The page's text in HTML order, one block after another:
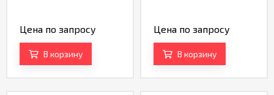
Цена по запросу
В корзину
Цена по запросу
В корзину